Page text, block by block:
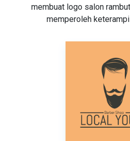
membuat logo salon
memperoleh